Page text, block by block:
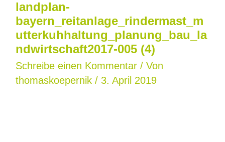
landplan-
bayern_reitanlage_rindermast_m
utterkuhhaltung_planung_bau_la
ndwirtschaft2017-005 (4)
Schreibe einen Kommentar / Von
thomaskoepernik / 3. April 2019